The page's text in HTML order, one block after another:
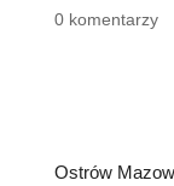
0 komentarzy
Ostrów